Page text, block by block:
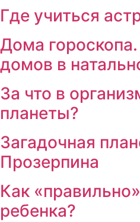
Где учиться
Дома
домов в
За что в
планеты?
Загадочная
Прозерпина
Как
ребенка?